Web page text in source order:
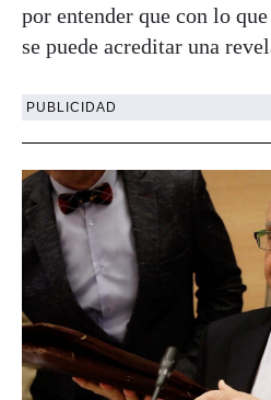
por entender que con lo
se puede acreditar una
PUBLICIDAD